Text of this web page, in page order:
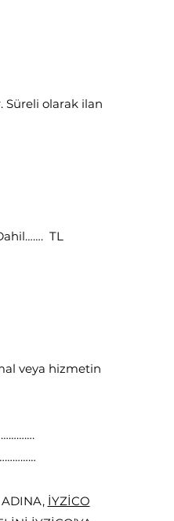
Süreli olarak ilan
TL
veya hizmetin
İYZİCO